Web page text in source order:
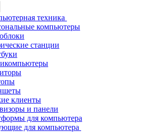
техника
компьютеры
станции
клиенты
и панели
для компьютера
для компьютера